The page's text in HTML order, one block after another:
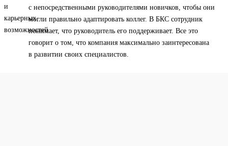
с непосредственными руководителями новичков, чтобы они
могли правильно адаптировать коллег. В БКС сотрудник
понимает, что руководитель его поддерживает. Все это
говорит о том, что компания максимально заинтересована
в развитии своих специалистов.